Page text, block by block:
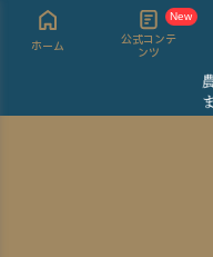
ホーム
New
公式コンテ
ンツ